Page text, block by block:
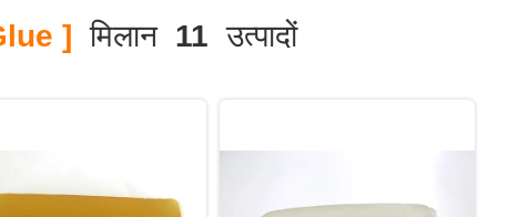
] मिलान 11 उत्पादों